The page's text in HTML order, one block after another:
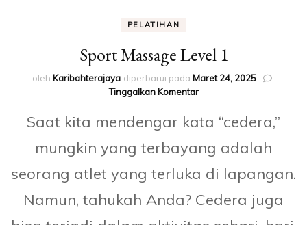
PELATIHAN
Sport Massage Level 1
oleh Karibahterajaya diperbarui pada Maret 24, 2025
Tinggalkan Komentarpada
Massage
1
Saat kita mendengar kata “cedera,”
mungkin yang terbayang adalah
seorang atlet yang terluka di lapangan.
Namun, tahukah Anda? Cedera juga